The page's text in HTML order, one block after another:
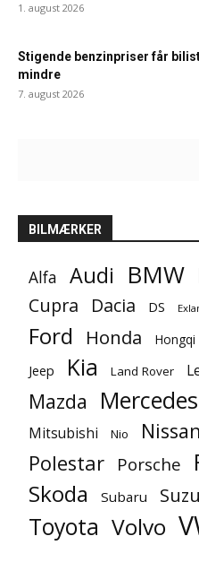
1. august 2026
Stigende benzinpriser får
mindre
7. august 2026
BILMÆRKER
Alfa Audi BMW
Cupra Dacia DS
Ford Honda Hongqi
Jeep Kia Land Rover
Mazda Mercedes
Mitsubishi Nio Nissan
Polestar Porsche
Skoda Subaru
Toyota Volvo